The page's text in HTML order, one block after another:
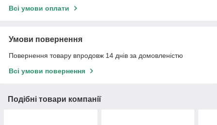
Всі умови оплати
Умови повернення
Повернення товару впродовж 14 днів за домовленістю
Всі умови повернення
Подібні товари компанії